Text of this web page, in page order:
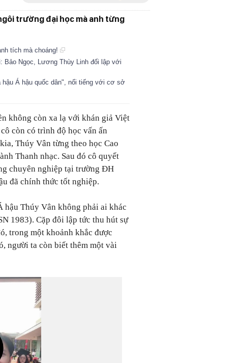
trường đại học mà anh từng
tích mà choáng!
Bảo Ngọc, Lương Thùy Linh đối lập với
Á hậu quốc dân", nổi tiếng với cơ sở
không còn xa lạ với khán giả Việt
còn có trình độ học vấn ấn
Thúy Vân từng theo học Cao
Thanh nhạc. Sau đó cô quyết
chuyên nghiệp tại trường ĐH
đã chính thức tốt nghiệp.
Thúy Vân không phải ai khác
1983). Cặp đôi lập tức thu hút sự
trong một khoảnh khắc được
người ta còn biết thêm một vài